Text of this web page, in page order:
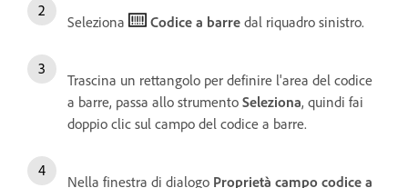
Seleziona Codice a barre dal riquadro sinistro.
Trascina un rettangolo per definire l'area del codice
a barre, passa allo strumento Seleziona, quindi fai
doppio clic sul campo del codice a barre.
Nella finestra di dialogo Proprietà campo codice a